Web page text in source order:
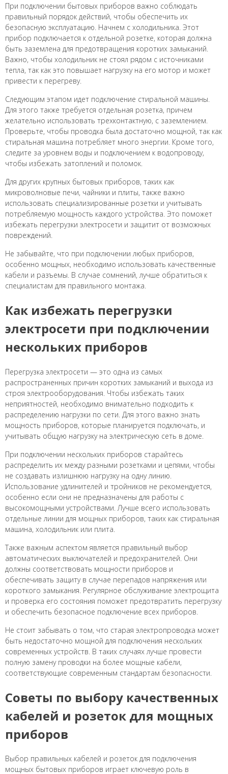
При подключении бытовых приборов важно соблюдать
правильный порядок действий, чтобы обеспечить их
безопасную эксплуатацию. Начнем с холодильника. Этот
прибор подключается к отдельной розетке, которая должна
быть заземлена для предотвращения коротких замыканий.
Важно, чтобы холодильник не стоял рядом с источниками
тепла, так как это повышает нагрузку на его мотор и может
привести к перегреву.
Следующим этапом идет подключение стиральной машины.
Для этого также требуется отдельная розетка, причем
желательно использовать трехконтактную, с заземлением.
Проверьте, чтобы проводка была достаточно мощной, так как
стиральная машина потребляет много энергии. Кроме того,
следите за уровнем воды и подключением к водопроводу,
чтобы избежать затоплений и поломок.
Для других крупных бытовых приборов, таких как
микроволновые печи, чайники и плиты, также важно
использовать специализированные розетки и учитывать
потребляемую мощность каждого устройства. Это поможет
избежать перегрузки электросети и защитит от возможных
повреждений.
Не забывайте, что при подключении любых приборов,
особенно мощных, необходимо использовать качественные
кабели и разъемы. В случае сомнений, лучше обратиться к
специалистам для правильного монтажа.
Как избежать перегрузки
электросети при подключении
нескольких приборов
Перегрузка электросети — это одна из самых
распространенных причин коротких замыканий и выхода из
строя электрооборудования. Чтобы избежать таких
неприятностей, необходимо внимательно подходить к
распределению нагрузки по сети. Для этого важно знать
мощность приборов, которые планируется подключать, и
учитывать общую нагрузку на электрическую сеть в доме.
При подключении нескольких приборов старайтесь
распределить их между разными розетками и цепями, чтобы
не создавать излишнюю нагрузку на одну линию.
Использование удлинителей и тройников не рекомендуется,
особенно если они не предназначены для работы с
высокомощными устройствами. Лучше всего использовать
отдельные линии для мощных приборов, таких как стиральная
машина, холодильник или плита.
Также важным аспектом является правильный выбор
автоматических выключателей и предохранителей. Они
должны соответствовать мощности приборов и
обеспечивать защиту в случае перепадов напряжения или
короткого замыкания. Регулярное обслуживание электрощита
и проверка его состояния поможет предотвратить перегрузку
и обеспечить безопасное подключение всех приборов.
Не стоит забывать о том, что старая электропроводка может
быть недостаточно мощной для подключения нескольких
современных устройств. В таких случаях лучше провести
полную замену проводки на более мощные кабели,
соответствующие современным стандартам безопасности.
Советы по выбору качественных
кабелей и розеток для мощных
приборов
Выбор правильных кабелей и розеток для подключения
мощных бытовых приборов играет ключевую роль в